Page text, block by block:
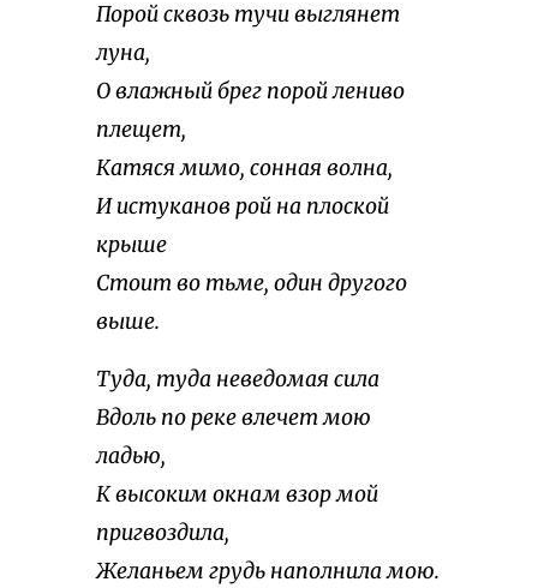
Порой сквозь тучи выглянет
луна,
О влажный брег порой лениво
плещет,
Катяся мимо, сонная волна,
И истуканов рой на плоской
крыше
Стоит во тьме, один другого
выше.
Туда, туда неведомая сила
Вдоль по реке влечет мою
ладью,
К высоким окнам взор мой
пригвоздила,
Желаньем грудь наполнила мою.